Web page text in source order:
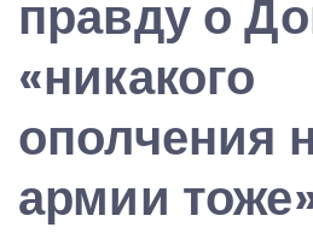
правду о
«никакого
ополчения
армии